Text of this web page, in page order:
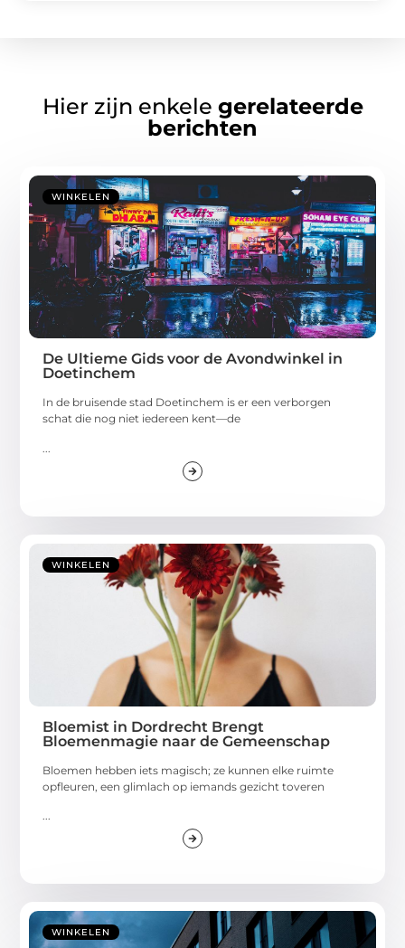
Hier zijn enkele gerelateerde
berichten
WINKELEN
De Ultieme Gids voor de Avondwinkel in
Doetinchem
In de bruisende stad Doetinchem is er een verborgen
schat die nog niet iedereen kent—de
WINKELEN
Bloemist in Dordrecht Brengt
Bloemenmagie naar de Gemeenschap
Bloemen hebben iets magisch; ze kunnen elke ruimte
opfleuren, een glimlach op iemands gezicht toveren
...
WINKELEN